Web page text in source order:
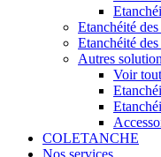
Etanchéité
Etanchéité
Autres
Voir tout
COLETANCHE
Nos services